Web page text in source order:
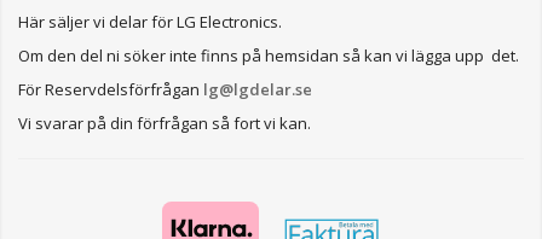
Här säljer vi delar för LG Electronics.
Om den del ni söker inte finns på hemsidan så kan vi lägga upp det.
För Reservdelsförfrågan lg@lgdelar.se
Vi svarar på din förfrågan så fort vi kan.